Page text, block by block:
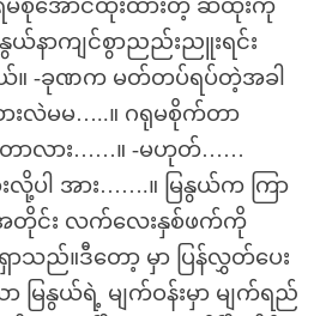
မစိုအောင်ထုံးထားတဲ့ ဆံထုံးကို
ယ်နာကျင်စွာညည်းညူးရင်း
ယ်။ -ခုဏက မတ်တပ်ရပ်တဲ့အခါ
းလဲမမ…..။ ဂရုမစိုက်တာ
ာလား……။ -မဟုတ်……
ပါ အား…….။ မြနွယ်က ကြာ
တိုင်း လက်လေးနှစ်ဖက်ကို
ရှာသည်။ဒီတော့ မှာ ပြန်လွှတ်ပေး
မြနွယ်ရဲ့ မျက်ဝန်းမှာ မျက်ရည်